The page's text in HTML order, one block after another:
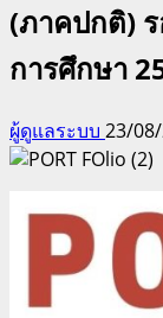
(ภาคปกติ)
การศึกษา
ผู้ดูแลระบบ 23/